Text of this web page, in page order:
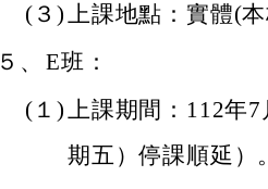
(３)上課地點：實體(本
５、 E班：
(１)上課期間：112年
期五）停課順延）。